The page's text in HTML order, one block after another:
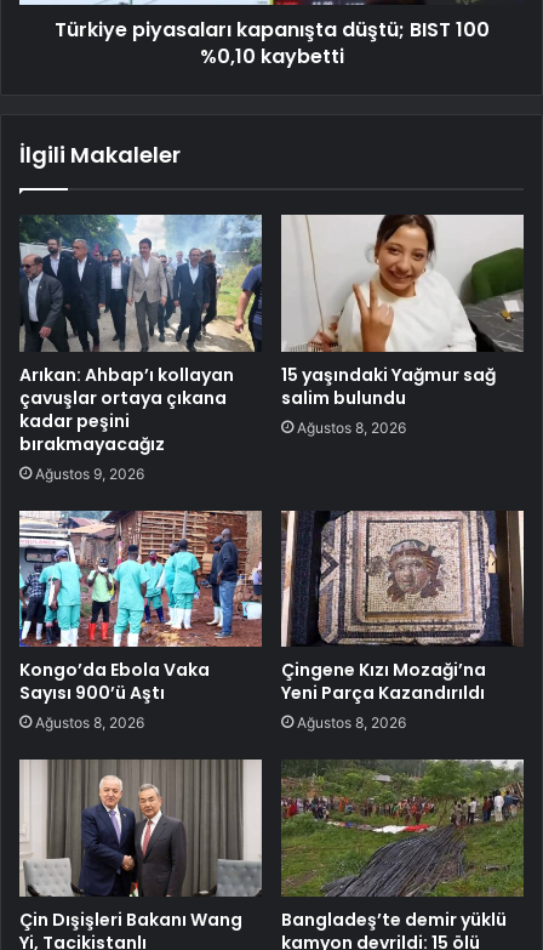
Türkiye piyasaları kapanışta düştü; BIST 100
%0,10 kaybetti
İlgili Makaleler
Arıkan: Ahbap’ı kollayan
çavuşlar ortaya çıkana
kadar peşini
bırakmayacağız
Ağustos 9, 2026
15 yaşındaki Yağmur sağ
salim bulundu
Ağustos 8, 2026
Kongo’da Ebola Vaka
Sayısı 900’ü Aştı
Ağustos 8, 2026
Çingene Kızı Mozaği’na
Yeni Parça Kazandırıldı
Ağustos 8, 2026
Çin Dışişleri Bakanı Wang
Yi, Tacikistanlı
Bangladeş’te demir yüklü
kamyon devrildi: 15 ölü